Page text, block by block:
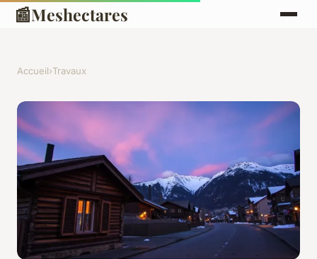
📰Meshectares
Accueil›Travaux